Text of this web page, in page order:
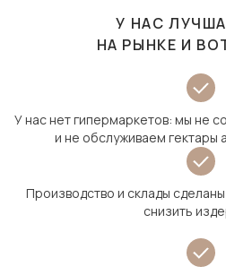
У НАС
НА РЫНКЕ И
У нас нет гипермаркетов: мы не
и не обслуживаем гектары
Производство и склады
снизить